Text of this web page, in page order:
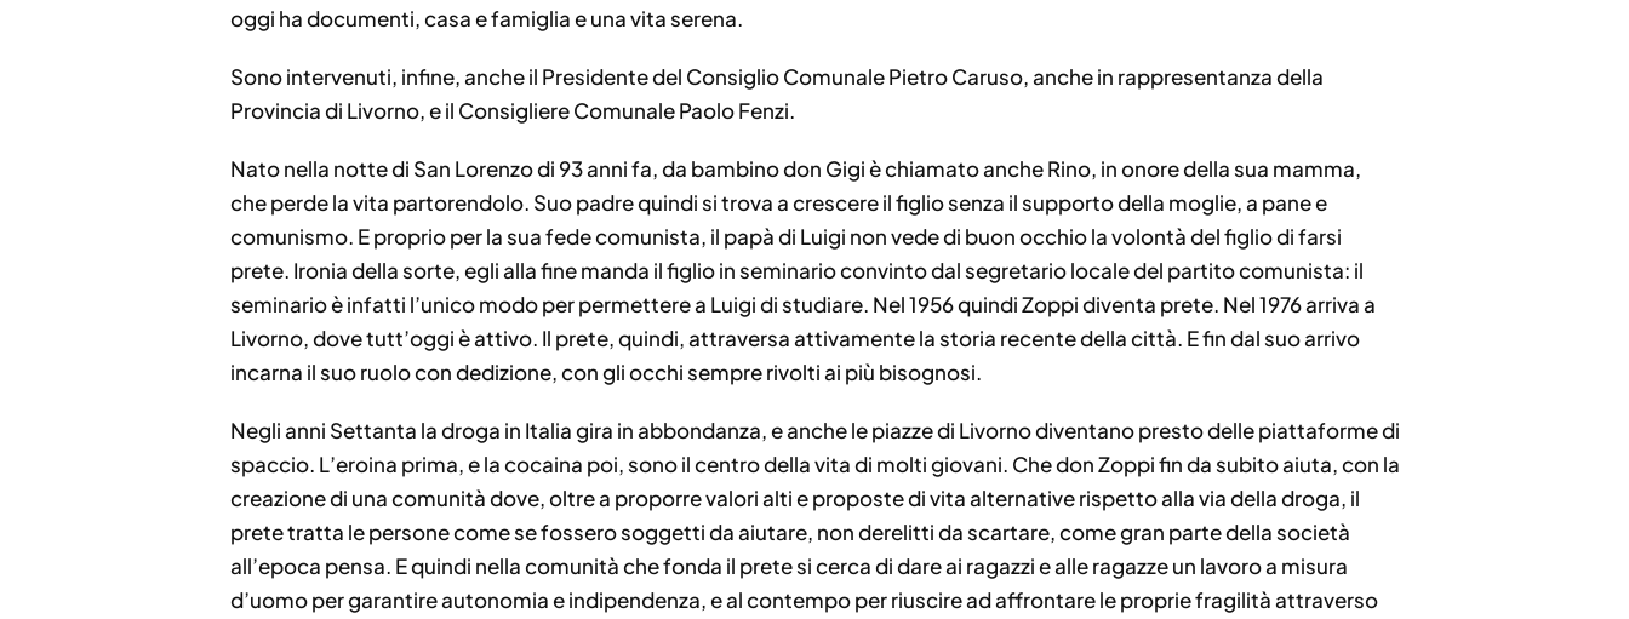
oggi ha documenti, casa e famiglia e una vita serena.
Sono intervenuti, infine, anche il Presidente del Consiglio Comunale Pietro Caruso, anche in rappresentanza della
Provincia di Livorno, e il Consigliere Comunale Paolo Fenzi.
Nato nella notte di San Lorenzo di 93 anni fa, da bambino don Gigi è chiamato anche Rino, in onore della sua mamma,
che perde la vita partorendolo. Suo padre quindi si trova a crescere il figlio senza il supporto della moglie, a pane e
comunismo. E proprio per la sua fede comunista, il papà di Luigi non vede di buon occhio la volontà del figlio di farsi
prete. Ironia della sorte, egli alla fine manda il figlio in seminario convinto dal segretario locale del partito comunista: il
seminario è infatti l’unico modo per permettere a Luigi di studiare. Nel 1956 quindi Zoppi diventa prete. Nel 1976 arriva a
Livorno, dove tutt’oggi è attivo. Il prete, quindi, attraversa attivamente la storia recente della città. E fin dal suo arrivo
incarna il suo ruolo con dedizione, con gli occhi sempre rivolti ai più bisognosi.
Negli anni Settanta la droga in Italia gira in abbondanza, e anche le piazze di Livorno diventano presto delle piattaforme di
spaccio. L’eroina prima, e la cocaina poi, sono il centro della vita di molti giovani. Che don Zoppi fin da subito aiuta, con la
creazione di una comunità dove, oltre a proporre valori alti e proposte di vita alternative rispetto alla via della droga, il
prete tratta le persone come se fossero soggetti da aiutare, non derelitti da scartare, come gran parte della società
all’epoca pensa. E quindi nella comunità che fonda il prete si cerca di dare ai ragazzi e alle ragazze un lavoro a misura
d’uomo per garantire autonomia e indipendenza, e al contempo per riuscire ad affrontare le proprie fragilità attraverso